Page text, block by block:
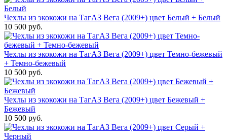
Чехлы из экокожи на ТагАЗ Вега (2009+) цвет Белый + Белый
10 500 руб.
Чехлы из экокожи на ТагАЗ Вега (2009+) цвет Темно-бежевый
+ Темно-бежевый
10 500 руб.
Чехлы из экокожи на ТагАЗ Вега (2009+) цвет Бежевый +
Бежевый
10 500 руб.